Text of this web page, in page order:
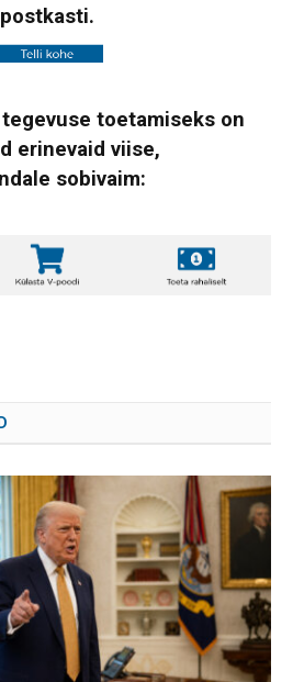
postkasti.
toetamiseks on
erinevaid viise,
sobivaim: